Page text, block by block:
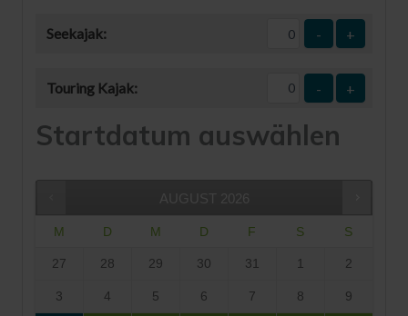
Seekajak: - +
Touring Kajak: - +
Startdatum auswählen
AUGUST 2026
M D M D F S S
27 28 29 30 31 1 2
3 4 5 6 7 8 9